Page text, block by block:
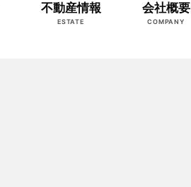
不動産情報
ESTATE
会社概要
COMPANY